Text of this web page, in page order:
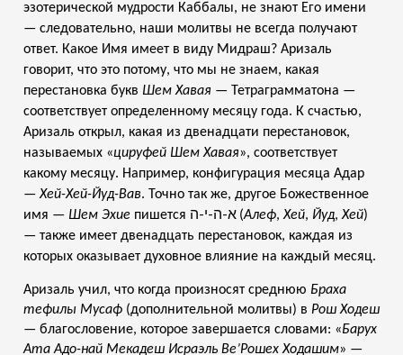
эзотерической мудрости Каббалы, не знают Его имени
— следовательно, наши молитвы не всегда получают
ответ. Какое Имя имеет в виду Мидраш? Аризаль
говорит, что это потому, что мы не знаем, какая
перестановка букв Шем Хавая — Тетраграмматона —
соответствует определенному месяцу года. К счастью,
Аризаль открыл, какая из двенадцати перестановок,
называемых «цируфей Шем Хавая», соответствует
какому месяцу. Например, конфигурация месяца Адар
—Хей-Хей-Йуд-Вав. Точно так же, другое Божественное
имя — Шем Эхие пишется (Алеф,Хей, Йуд,Хей)
— также имеет двенадцать перестановок, каждая из
которых оказывает духовное влияние на каждый месяц.
Аризаль учил, что когда произносят среднюю Браха
тефилы Мусаф (дополнительной молитвы) в Рош Ходеш
— благословение, которое завершается словами: «Барух
Ата Адо-най Мекадеш Исраэль Ве’Рошех Ходашим» —